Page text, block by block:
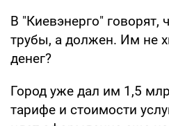
В "Киевэнерго" говорят,
трубы, а должен. Им не
денег?
Город уже дал им 1,5
тарифе и стоимости